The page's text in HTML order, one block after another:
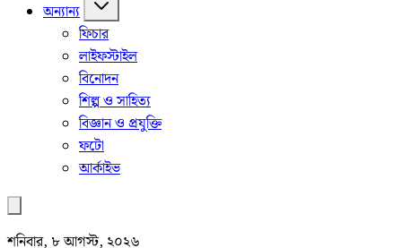
অন্যান্য
ফিচার
লাইফস্টাইল
বিনোদন
শিল্প ও সাহিত্য
বিজ্ঞান ও প্রযুক্তি
ফটো
আর্কাইভ
শনিবার, ৮ আগস্ট, ২০২৬